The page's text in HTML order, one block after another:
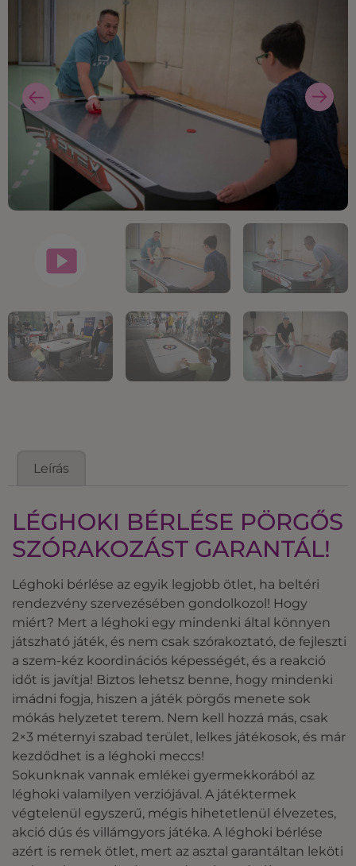
Leírás
LÉGHOKI BÉRLÉSE PÖRGŐS
SZÓRAKOZÁST GARANTÁL!
Léghoki bérlése az egyik legjobb ötlet, ha beltéri
rendezvény szervezésében gondolkozol! Hogy
miért? Mert a léghoki egy mindenki által könnyen
játszható játék, és nem csak szórakoztató, de fejleszti
a szem-kéz koordinációs képességét, és a reakció
időt is javítja! Biztos lehetsz benne, hogy mindenki
imádni fogja, hiszen a játék pörgős menete sok
mókás helyzetet terem. Nem kell hozzá más, csak
2×3 méternyi szabad terület, lelkes játékosok, és már
kezdődhet is a léghoki meccs!
Sokunknak vannak emlékei gyermekkorából az
léghoki valamilyen verziójával. A játéktermek
végtelenül egyszerű, mégis hihetetlenül élvezetes,
akció dús és villámgyors játéka. A léghoki bérlése
azért is remek ötlet, mert az asztal garantáltan leköti